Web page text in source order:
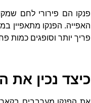
פנקו הם פירורי לחם
האפייה. הפנקו מתאפיין
פריך יותר וסופגים כמות
כיצד נכין את